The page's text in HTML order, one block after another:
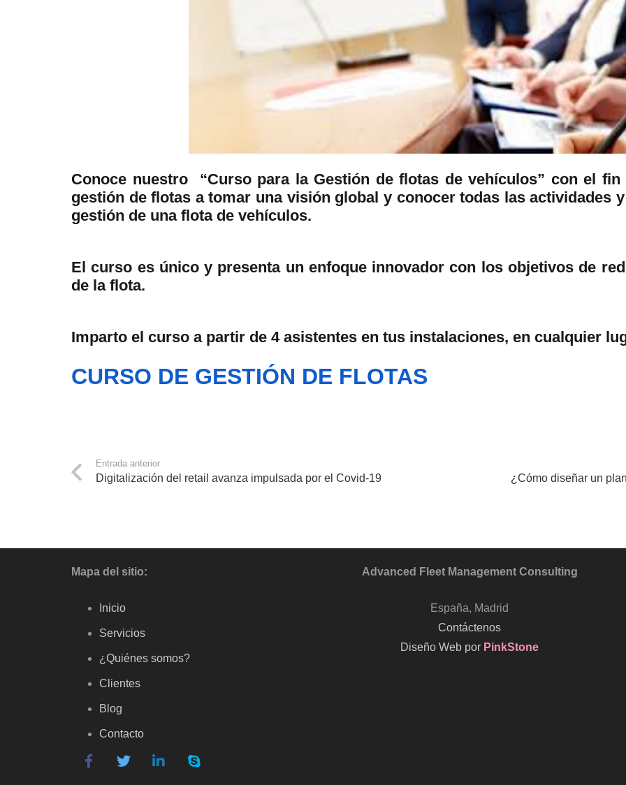
Conoce nuestro “Curso para la Gestión de flotas de vehículos” con el
gestión de flotas a tomar una visión global y conocer todas las actividades
gestión de una flota de vehículos.
El curso es único y presenta un enfoque innovador con los objetivos de
de la flota.
Imparto el curso a partir de 4 asistentes en tus instalaciones, en cualquier
CURSO DE GESTIÓN DE FLOTAS
Entrada anterior
Digitalización del retail avanza impulsada por el Covid-19 ¿Cómo diseñar un
Mapa del sitio:
Inicio
Servicios
¿Quiénes somos?
Clientes
Blog
Contacto
Advanced Fleet Management Consulting
España, Madrid
Contáctenos
Diseño Web por PinkStone